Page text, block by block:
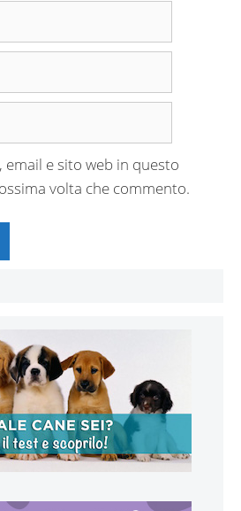
email e sito web in questo
volta che commento.